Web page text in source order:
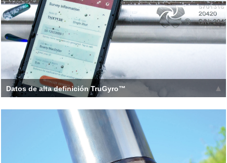
perforar Leer más >>
Datos de alta definición TruGyro™
compacta e integrada en la perforación de exploración. Usando
Leer más >>